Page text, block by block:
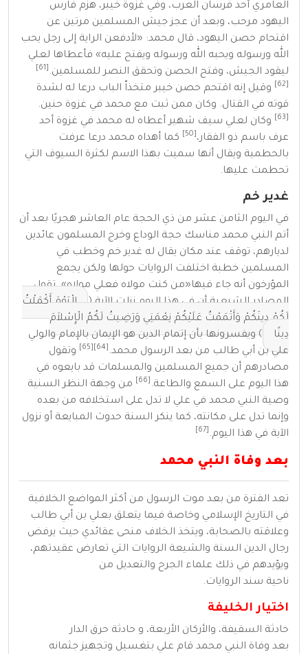
العامري أحد فرسان العرب، وفي غزوة خيبر، هزم فارس
اليهود مرحب، وبعد أن عجز جيش المسلمين مرتين عن
اقتحام حصن اليهود، قال محمد: «لأدفعن الراية إلى رجل يحب
الله ورسوله ويحبه الله ورسوله ويفتح عليه» فأعطاها لعلي
ليقود الجيش، وفتح الحصن وتحقق النصر للمسلمين.
وقيل إنه اقتحم حصن خيبر متخذاّ الباب درعا له لشدة
قوته في القتال. وكان ممن ثبت مع محمد في غزوة حنين.
وكان لعلي سيف شهير أعطاه له محمد في غزوة أحد
عرف باسم ذو الفقار،
كما أهداه محمد درعا عرفت
بالحطمية ويقال أنها سميت بهذا الاسم لكثرة السيوف التي
تحطمت عليها.
غدير خم
في اليوم الثامن عشر من ذي الحجة عام العاشر هجريًا بعد أن
أتم النبي محمد مناسك حجة الوداع وخرج المسلمون عائدين
لديارهم، توقف عند مكان يقال له غدير خم وخطب في
المسلمين خطبة اختلفت الروايات حولها ولكن يجمع
المؤرخون أنه جاء فيها«من كنت مولاه فعلي مولاه». تقول
المصادر الشيعية أن في هذا اليوم نزلت الآية ﴿
الْيَوْمَ أَكْمَلْتُ
لَكُمْ دِينَكُمْ وَأَتْمَمْتُ عَلَيْكُمْ نِعْمَتِي وَرَضِيتُ لَكُمُ الْإِسْلاَمَ
دِينًا
﴾ ويفسرونها بأن إتمام الدين هو الإيمان بالإمام والولي
علي بن أبي طالب من بعد الرسول محمد.
وتقول
مصادرهم أن جميع المسلمين والمسلمات قد بايعوه في
هذا اليوم على السمع والطاعة.
من وجهة النظر السنية
وصية النبي محمد في علي لا تدل على استخلافه من بعده
وإنما تدل على مكانته، كما ينكر السنة حدوث المبايعة أو نزول
الآية في هذا اليوم.
بعد وفاة النبي محمد
تعد الفترة من بعد موت الرسول من أكثر المواضع الخلافية
في التاريخ الإسلامي وخاصة فيما يتعلق بعلي بن أبي طالب
وعلاقته بالصحابة، ويتخذ الخلاف منحى عقائدي حيث يرفض
رجال الدين السنة والشيعة الروايات التي تعارض عقيدتهم،
ويؤيدهم في ذلك علماء الجرح والتعديل من
ناحية سند الروايات.
اختيار الخليفة
حادثة السقيفة، والأركان الأربعة، و حادثة حرق الدار
بعد وفاة النبي محمد قام علي بتغسيل وتجهيز جثمانه